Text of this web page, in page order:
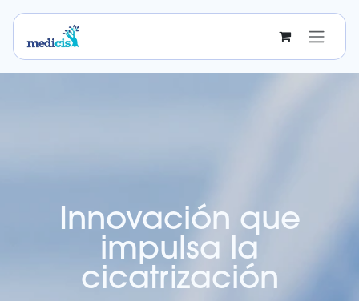
Innovación que
impulsa la
cicatrización